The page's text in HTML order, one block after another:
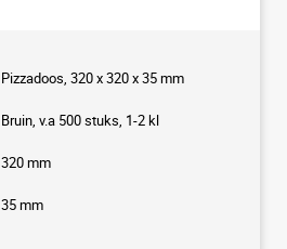
Pizzadoos, 320 x 320 x 35 mm
Bruin, v.a 500 stuks, 1-2 kl
320 mm
35 mm